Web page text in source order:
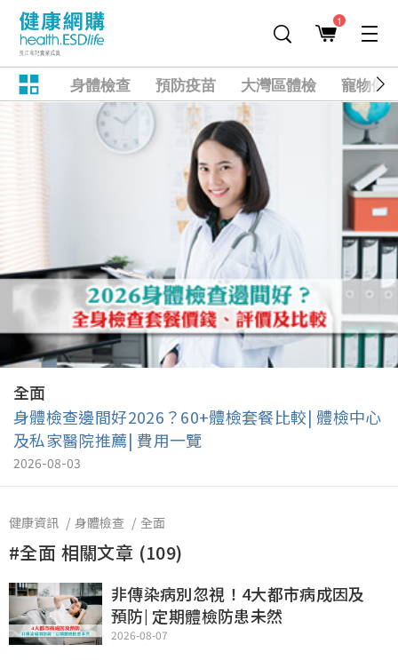
1
身體檢查 預防疫苗 大灣區體檢 寵物健
全面
身體檢查邊間好2026？60+體檢套餐比較| 體檢中心
及私家醫院推薦| 費用一覽
2026-08-03
健康資訊 身體檢查 全面
#全面 相關文章 (109)
非傳染病別忽視！4大都市病成因及
預防| 定期體檢防患未然
2026-08-07